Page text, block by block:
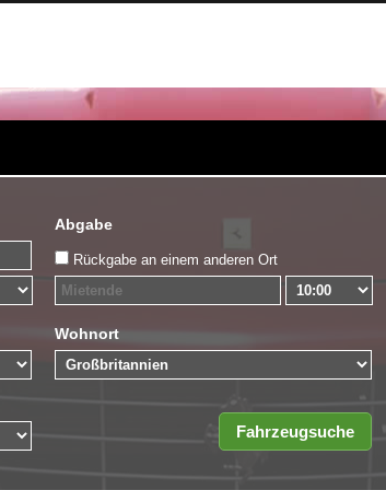
Abgabe
Rückgabe an einem anderen Ort
Wohnort